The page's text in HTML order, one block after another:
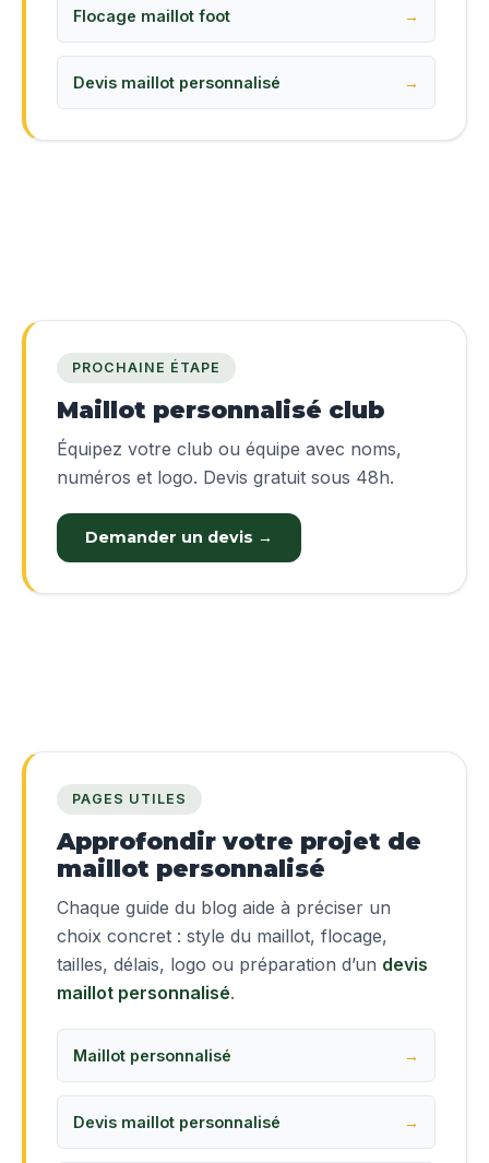
Flocage maillot foot
Devis maillot personnalisé
PROCHAINE ÉTAPE
Maillot personnalisé club
Équipez votre club ou équipe avec noms,
numéros et logo. Devis gratuit sous 48h.
Demander un devis →
PAGES UTILES
Approfondir votre projet de
maillot personnalisé
Chaque guide du blog aide à préciser un
choix concret : style du maillot, flocage,
tailles, délais, logo ou préparation d’un devis
maillot personnalisé.
Maillot personnalisé
Devis maillot personnalisé